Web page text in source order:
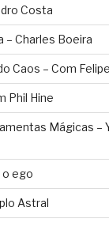
Costa
– Charles Boeira
Caos – Com
Phil Hine
Mágicas –
o ego
Astral